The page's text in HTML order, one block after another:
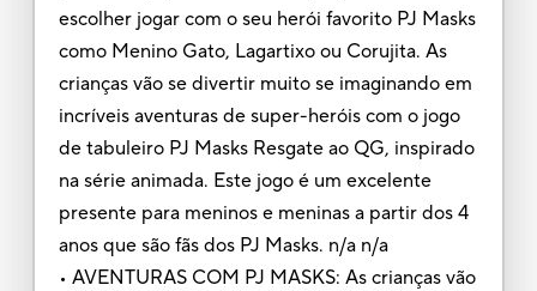
escolher jogar com o seu herói favorito PJ Masks
como Menino Gato, Lagartixo ou Corujita. As
crianças vão se divertir muito se imaginando em
incríveis aventuras de super-heróis com o jogo
de tabuleiro PJ Masks Resgate ao QG, inspirado
na série animada. Este jogo é um excelente
presente para meninos e meninas a partir dos 4
anos que são fãs dos PJ Masks. n/a n/a
• AVENTURAS COM PJ MASKS: As crianças vão